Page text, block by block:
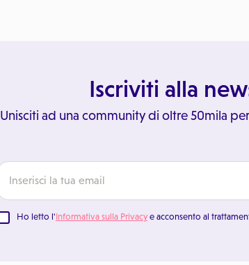
Iscriviti alla
Unisciti ad una community di oltre 50mila
Ho letto l'Informativa sulla Privacy e acconsento al